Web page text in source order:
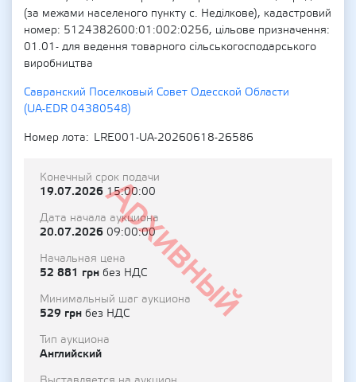
(за межами населеного пункту с. Неділкове), кадастровий
номер: 5124382600:01:002:0256, цільове призначення:
01.01- для ведення товарного сільськогосподарського
виробництва
Савранский Поселковый Совет Одесской Области
(UA-EDR 04380548)
Номер лота
LRE001-UA-20260618-26586
Архивный
Конечный срок подачи
19.07.202615:00:00
Дата начала аукциона
20.07.2026 09:00:00
Начальная цена
52 881 грн без НДС
Минимальный шаг аукциона
529 грн без НДС
Тип аукциона
Английский